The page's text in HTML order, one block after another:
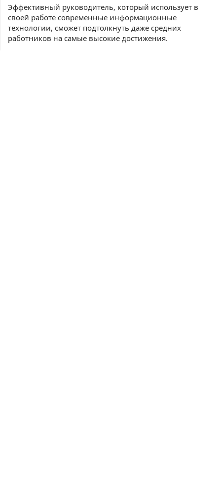
Эффективный руководитель, который использует в
своей работе современные информационные
технологии, сможет подтолкнуть даже средних
работников на самые высокие достижения.